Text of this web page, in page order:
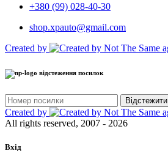
+380 (99) 028-40-30
shop.xpauto@gmail.com
Created by
відстеження посилок
Відстежити
Created by
All rights reserved, 2007 - 2026
Вхід